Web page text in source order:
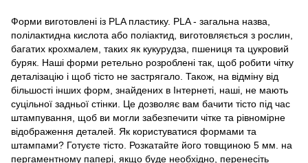
Форми виготовлені із PLA пластику. PLA - загальна назва,
полілактидна кислота або поліактид, виготовляється з рослин,
багатих крохмалем, таких як кукурудза, пшениця та цукровий
буряк. Наші форми ретельно розроблені так, щоб робити чітку
деталізацію і щоб тісто не застрягало. Також, на відміну від
більшості інших форм, знайдених в Інтернеті, наші, не мають
суцільної задньої стінки. Це дозволяє вам бачити тісто під час
штампування, щоб ви могли забезпечити чітке та рівномірне
відображення деталей. Як користуватися формами та
штампами? Готуєте тісто. Розкатайте його товщиною 5 мм. на
пергаментному папері, якщо буде необхідно, перенесіть